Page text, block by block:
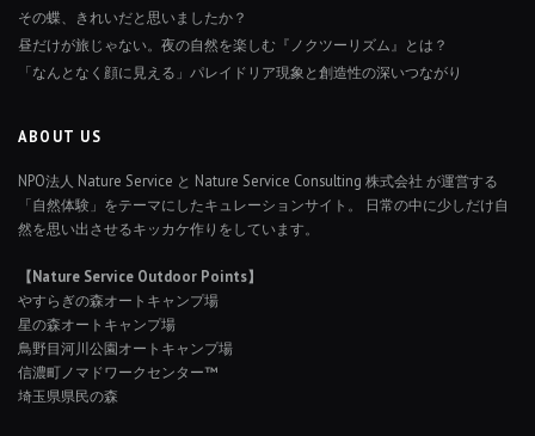
その蝶、きれいだと思いましたか？
昼だけが旅じゃない。夜の自然を楽しむ『ノクツーリズム』とは？
「なんとなく顔に見える」パレイドリア現象と創造性の深いつながり
ABOUT US
NPO法人 Nature Service と Nature Service Consulting 株式会社 が運営する
「自然体験」をテーマにしたキュレーションサイト。 日常の中に少しだけ自
然を思い出させるキッカケ作りをしています。
【Nature Service Outdoor Points】
やすらぎの森オートキャンプ場
星の森オートキャンプ場
鳥野目河川公園オートキャンプ場
信濃町ノマドワークセンター™
埼玉県県民の森